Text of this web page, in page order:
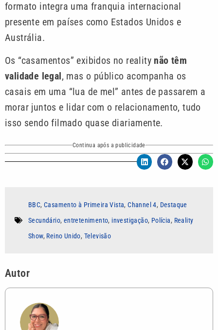
formato integra uma franquia internacional
presente em países como Estados Unidos e
Austrália.
Os “casamentos” exibidos no reality não têm
validade legal, mas o público acompanha os
casais em uma “lua de mel” antes de passarem a
morar juntos e lidar com o relacionamento, tudo
isso sendo filmado quase diariamente.
Continua após a publicidade
BBC,Casamento à Primeira Vista,Channel 4, Destaque
Secundário, entretenimento, investigação, Polícia, Reality
Show, Reino Unido, Televisão
Autor